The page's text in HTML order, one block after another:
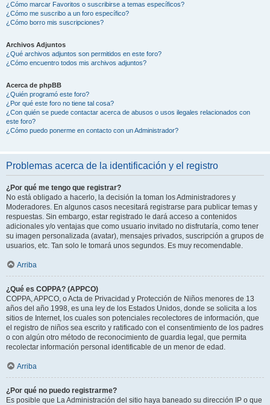
¿Cómo marcar Favoritos o suscribirse a temas específicos?
¿Cómo me suscribo a un foro específico?
¿Cómo borro mis suscripciones?
Archivos Adjuntos
¿Qué archivos adjuntos son permitidos en este foro?
¿Cómo encuentro todos mis archivos adjuntos?
Acerca de phpBB
¿Quién programó este foro?
¿Por qué este foro no tiene tal cosa?
¿Con quién se puede contactar acerca de abusos o usos ilegales relacionados con
este foro?
¿Cómo puedo ponerme en contacto con un Administrador?
Problemas acerca de la identificación y el registro
¿Por qué me tengo que registrar?
No está obligado a hacerlo, la decisión la toman los Administradores y
Moderadores. En algunos casos necesitará registrarse para publicar temas y
respuestas. Sin embargo, estar registrado le dará acceso a contenidos
adicionales y/o ventajas que como usuario invitado no disfrutaría, como tener
su imagen personalizada (avatar), mensajes privados, suscripción a grupos de
usuarios, etc. Tan solo le tomará unos segundos. Es muy recomendable.
Arriba
¿Qué es COPPA? (APPCO)
COPPA, APPCO, o Acta de Privacidad y Protección de Niños menores de 13
años del año 1998, es una ley de los Estados Unidos, donde se solicita a los
sitios de Internet, los cuales son potenciales recolectores de información, que
el registro de niños sea escrito y ratificado con el consentimiento de los padres
o con algún otro método de reconocimiento de guardia legal, que permita
recolectar información personal identificable de un menor de edad.
Arriba
¿Por qué no puedo registrarme?
Es posible que La Administración del sitio haya baneado su dirección IP o que